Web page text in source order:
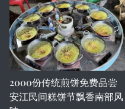
2000份传统煎饼免费品尝
安江民间糕饼节飘香南部风